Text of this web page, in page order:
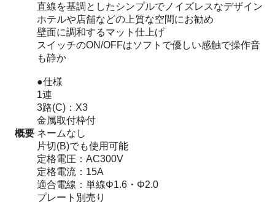
概要
直線を基調としたシンプルでノイズレスなデザイン
ホテルや店舗などの上質な空間にお勧め
壁面に調和するマット仕上げ
スイッチのON/OFFはソフトで優しい感触で操作音
も静か
●仕様
1連
3路(C)：X3
金属取付枠付
ネームなし
片切(B)でも使用可能
定格電圧：AC300V
定格電流：15A
適合電線：単線Φ1.6・Φ2.0
プレート別売り